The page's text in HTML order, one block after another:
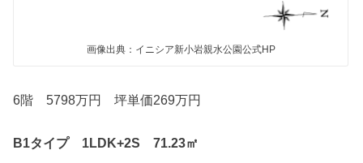
画像出典：イニシア新小岩親水公園公式HP
6階 5798万円 坪単価269万円
B1タイプ 1LDK+2S 71.23㎡